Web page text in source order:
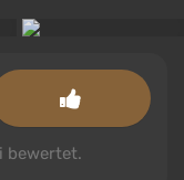
bewertet.